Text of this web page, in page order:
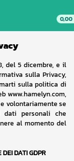
0,00
del 5 dicembre, e il
sulla Privacy,
sulla politica di
www.hamelyn.com,
volontariamente se
i dati personali che
al momento del
DATI GDPR